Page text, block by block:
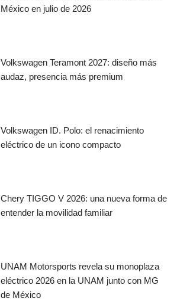
México en julio de 2026
Volkswagen Teramont 2027: diseño más
audaz, presencia más premium
Volkswagen ID. Polo: el renacimiento
eléctrico de un icono compacto
Chery TIGGO V 2026: una nueva forma de
entender la movilidad familiar
UNAM Motorsports revela su monoplaza
eléctrico 2026 en la UNAM junto con MG
de México